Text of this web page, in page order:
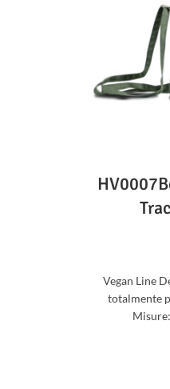
Vegan Line
totalmente